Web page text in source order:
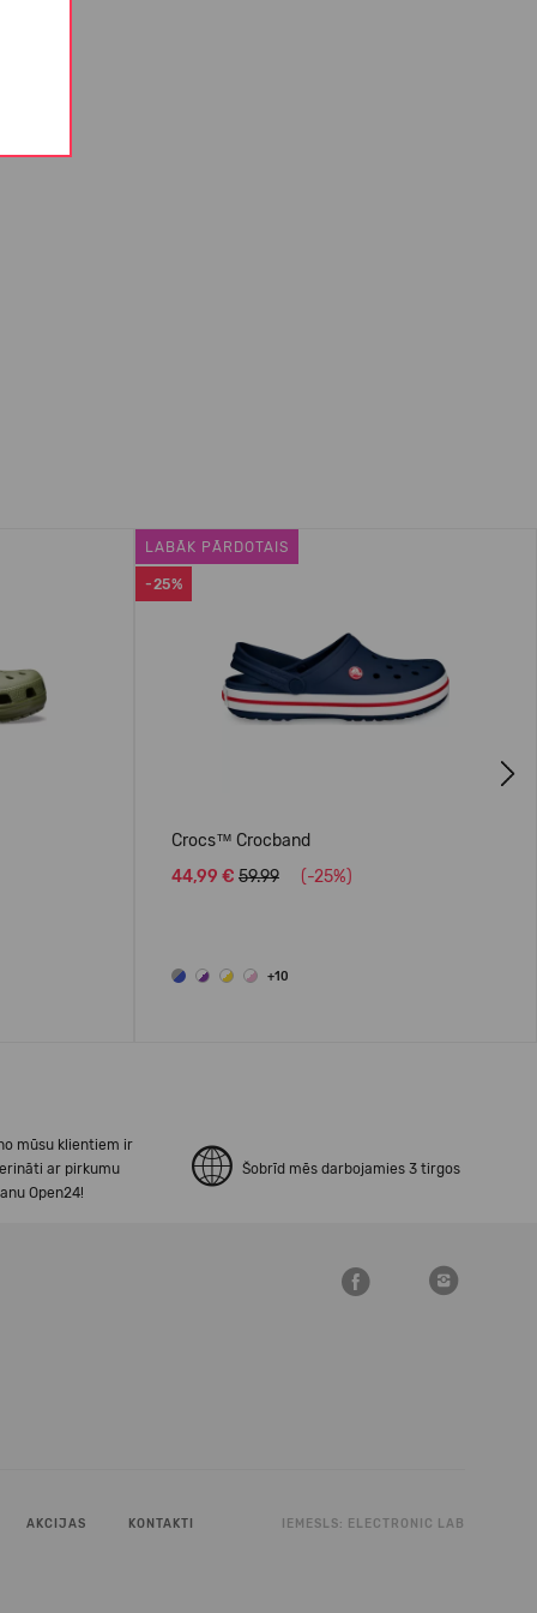
-25%
LABĀK PĀRDOTAIS
Crocs™ Crocband
44,99 € 59.99 (-25%)
+10
mūsu klientiem ir
ar pirkumu
Open24!
Šobrīd mēs darbojamies 3 tirgos
AKCIJAS KONTAKTI IEMESLS: ELECTRONIC LAB